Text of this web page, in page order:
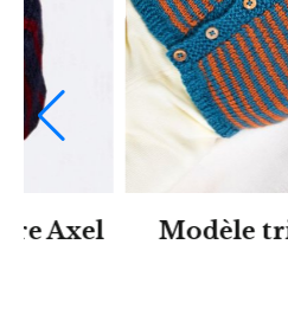
Modèle tricot